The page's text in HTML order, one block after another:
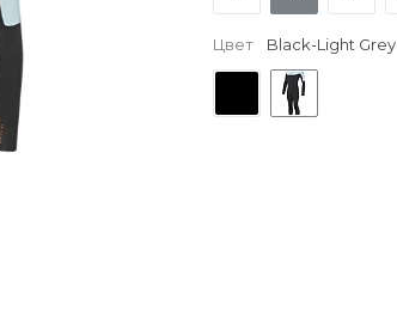
Цвет Black-Light Grey